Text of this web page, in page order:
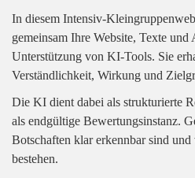
In diesem Intensiv-
gemeinsam Ihre Website, Texte
Unterstützung von KI-Tools. Sie
Verständlichkeit, Wirkung und
Die KI dient dabei als strukturierte
als endgültige Bewertungsinstanz.
Botschaften klar erkennbar sind
bestehen.